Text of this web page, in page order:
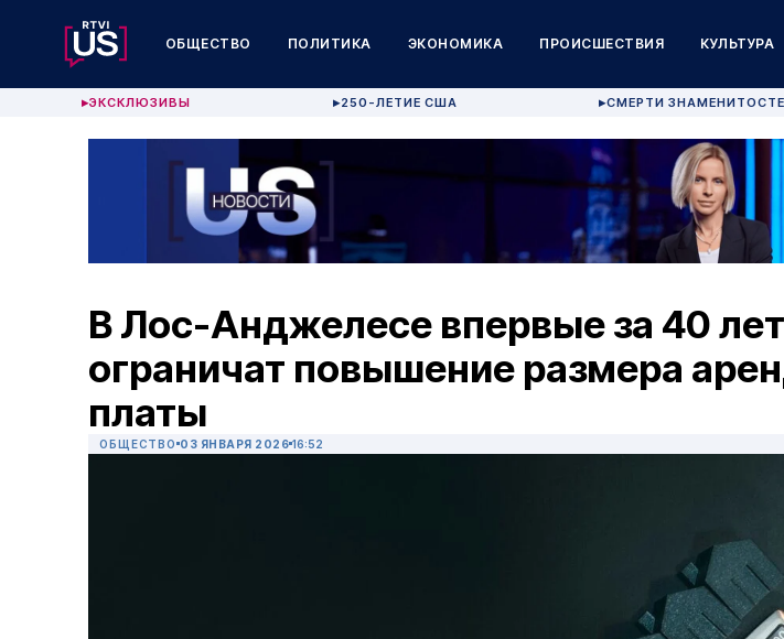
ОБЩЕСТВО ПОЛИТИКА ЭКОНОМИКА ПРОИСШЕСТВИЯ КУЛЬТУРА
▶ЭКСКЛЮЗИВЫ ▶250-ЛЕТИЕ США ▶СМЕРТИ
В Лос-Анджелесе впервые за 40 лет
ограничат повышение размера
платы
ОБЩЕСТВО 03 ЯНВАРЯ 2026 16:52